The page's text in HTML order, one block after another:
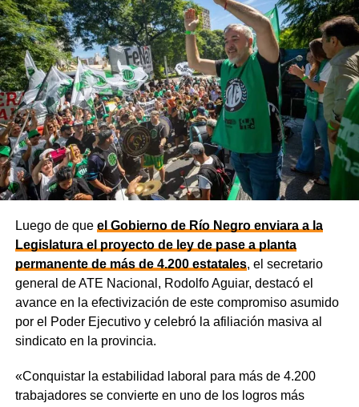
85 millones de dólares destinado a ampliar la
producción, incorporar nuevas áreas bajo riegoy
fortalecer la capacidad de la provincia para enfrentar los
efectos del cambio climático;y otro de 60 millones de
dólares para equipamiento y modernización de los
hospitales.
El gobernador está acompañado por el ministro de
Desarrollo Económico y Productivo, Carlos Banacloy; el
ministro de Salud, Demetrio Thalasselis; el ministro de
Hacienda, Gabriel Sánchez y el director ejecutivo de la
Unidad Provincial de Coordinación y Ejecución del
Financiamiento Externo (UPCEFE), Martín Camiña.
Luego de que el Gobierno de Río Negro enviara a la
Legislatura el proyecto de ley de pase a planta
permanente de más de 4.200 estatales, el secretario
general de ATE Nacional, Rodolfo Aguiar, destacó el
avance en la efectivización de este compromiso asumido
por el Poder Ejecutivo y celebró la afiliación masiva al
sindicato en la provincia.
«Conquistar la estabilidad laboral para más de 4.200
trabajadores se convierte en uno de los logros más